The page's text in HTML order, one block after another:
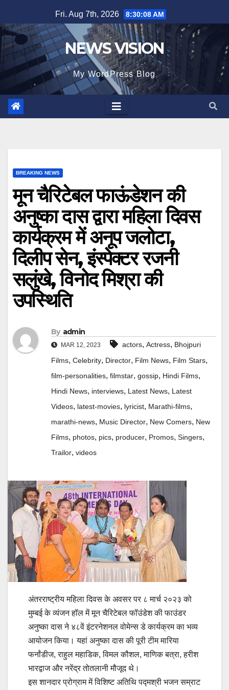
to
content
Fri. Aug 7th, 2026 8:30:09 AM
NEWS VISION
My WordPress Blog
BREAKING NEWS
मून चैरिटेबल फाऊंडेशन की
अनुष्का दास द्वारा महिला दिवस
कार्यक्रम में अनूप जलोटा,
दिलीप सेन, इंस्पेक्टर रजनी
सलुंखे, विनोद मिश्रा की
उपस्थिति
By admin
MAR 12, 2023 actors, Actress, Bhojpuri
Films, Celebrity, Director, Film News, Film Stars,
film-personalities, filmstar, gossip, Hindi Films,
Hindi News, interviews, Latest News, Latest
Videos, latest-movies, lyricist, Marathi-films,
marathi-news, Music Director, New Comers, New
Films, photos, pics, producer, Promos, Singers,
Trailor, videos
अंतरराष्ट्रीय महिला दिवस के अवसर पर ८ मार्च २०२३ को
मुम्बई के व्यंजन हॉल में मून चैरिटेबल फॉउंडेश की फाउंडर
अनुष्का दास ने ४८वें इंटरनेशनल वोमेन्स डे कार्यक्रम का भव्य
आयोजन किया। यहां अनुष्का दास की पूरी टीम मारिया
फर्नांडीज, राहुल महाडिक, विमल कौशल, माणिक बत्रा, हरीश
भारद्वाज और नरेंद्र तोतलानी मौजूद थे।
इस शानदार प्रोग्राम में विशिष्ट अतिथि पद्मश्री भजन सम्राट